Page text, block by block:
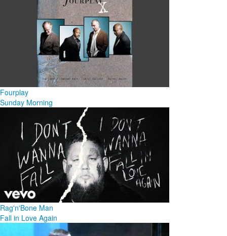
Fourplay
Sunday Morning
Rag'n'Bone Man
Fall in Love Again